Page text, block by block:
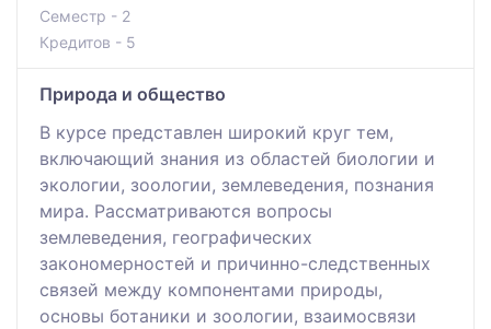
Семестр - 2
Кредитов - 5
Природа и общество
В курсе представлен широкий круг тем,
включающий знания из областей биологии и
экологии, зоологии, землеведения, познания
мира. Рассматриваются вопросы
землеведения, географических
закономерностей и причинно-следственных
связей между компонентами природы,
основы ботаники и зоологии, взаимосвязи